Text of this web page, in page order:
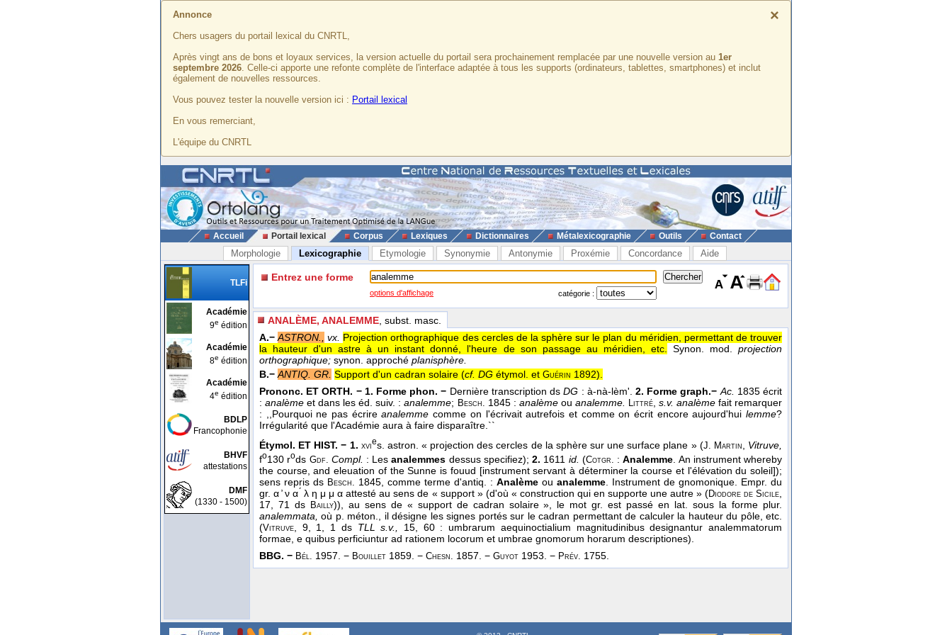
×
Annonce
Chers usagers du portail lexical du CNRTL,
Après vingt ans de bons et loyaux services, la version actuelle du portail sera prochainement remplacée par une nouvelle version au 1er
septembre 2026. Celle-ci apporte une refonte complète de l'interface adaptée à tous les supports (ordinateurs, tablettes, smartphones) et inclut
également de nouvelles ressources.
Vous pouvez tester la nouvelle version ici : Portail lexical
En vous remerciant,
L'équipe du CNRTL
Accueil Portail lexical Corpus Lexiques Dictionnaires Métalexicographie Outils Contact
Morphologie Lexicographie Etymologie Synonymie Antonymie Proxémie Concordance Aide
TLFi
Académie
9e édition
Académie
8e édition
Académie
4e édition
BDLP
Francophonie
BHVF
attestations
DMF
(1330 - 1500)
Entrez une forme
options d'affichage catégorie :
ANALÈME, ANALEMME , subst. masc.
A.− ASTRON., vx. Projection orthographique des cercles de la sphère sur le plan du méridien, permettant de trouver
la hauteur d'un astre à un instant donné, l'heure de son passage au méridien, etc. Synon. mod.projection
orthographique; synon. approché planisphère.
B.− ANTIQ. GR. Support d'un cadran solaire (cf. DG étymol. et Guérin 1892).
Prononc. ET ORTH. − 1. Forme phon. − Dernière transcription dsDG : à-nà-lèm'. 2. Forme graph.−Ac. 1835 écrit
:analème et dans les éd. suiv. :analemme; Besch. 1845 : analèmeou analemme. Littré, s.v. analèmefait remarquer
: ,,Pourquoi ne pas écrireanalemme comme on l'écrivait autrefois et comme on écrit encore aujourd'hui lemme?
Irrégularité que l'Académie aura à faire disparaître.``
Étymol. ET HIST. − 1. xvies. astron. « projection des cercles de la sphère sur une surface plane » (J. Martin
Vitruve,
fo130 rods Gdf. Compl. : Lesanalemmes dessus specifiez);2. 1611 id. (Cotgr. :Analemme . An instrument whereby
the course, and eleuation of the Sunne is fouud [instrument servant à déterminer la course et l'élévation du soleil]);
sens repris ds Besch. 1845, comme terme d'antiq. : Analème ou analemme . Instrument de gnomonique. Empr. du
gr. α ̓ ν α ́ λ η μ μ α attesté au sens de « support » (d'où « construction qui en supporte une autre » (Diodore de Sicile
17, 71 ds
Bailly)), au sens de « support de cadran solaire », le mot gr. est passé en lat. sous la forme plur.
analemmata, où p. méton., il désigne les signes portés sur le cadran permettant de calculer la hauteur du pôle, etc.
(Vitruve , 9, 1, 1 ds TLL s.v.,
15, 60 : umbrarum aequinoctialium magnitudinibus designantur analemmatorum
formae, e quibus perficiuntur ad rationem locorum et umbrae gnomorum horarum descriptiones).
BBG. − Bél. 1957. − Bouillet 1859. − Chesn. 1857. − Guyot 1953. − Prév. 1755.